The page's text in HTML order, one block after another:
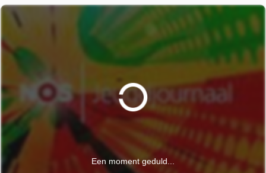
Een moment geduld...